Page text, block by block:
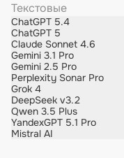
Текстовые
ChatGPT 5.4
ChatGPT 5
Claude Sonnet 4.6
Gemini 3.1 Pro
Gemini 2.5 Pro
Perplexity Sonar Pro
Grok 4
DeepSeek v3.2
Qwen 3.5 Plus
YandexGPT 5.1 Pro
Mistral AI